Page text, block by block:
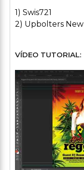
1) Swis721
2) Upbolters New
VÍDEO TUTORIAL: